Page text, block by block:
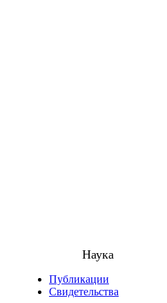
Наука
Публикации
Свидетельства